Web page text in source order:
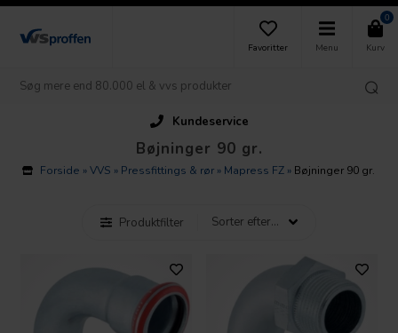
Favoritter Menu
0
Kurv
Kundeservice
Bøjninger 90 gr.
Forside »VVS » Pressfittings & rør » Mapress FZ » Bøjninger 90 gr.
Produktfilter